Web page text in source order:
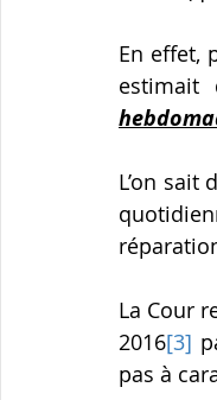
En effet,
estimait
L’on sait
La Cour
2016[3]
pas à